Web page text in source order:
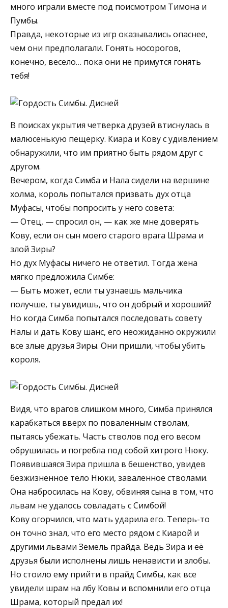
много играли вместе под поисмотром Тимона и
Пумбы.
Правда, некоторые из игр оказывались опаснее,
чем они предполагали. Гонять носорогов,
конечно, весело… пока они не примутся гонять
тебя!
В поисках укрытия четверка друзей втиснулась в
малюсенькую пещерку. Киара и Кову с удивлением
обнаружили, что им приятно быть рядом друг с
другом.
Вечером, когда Симба и Нала сидели на вершине
холма, король попытался призвать дух отца
Муфасы, чтобы попросить у него совета:
— Отец, — спросил он, — как же мне доверять
Кову, если он сын моего старого врага Шрама и
злой Зиры?
Но дух Муфасы ничего не ответил. Тогда жена
мягко предложила Симбе:
— Быть может, если ты узнаешь мальчика
получше, ты увидишь, что он добрый и хороший?
Но когда Симба попытался последовать совету
Налы и дать Кову шанс, его неожиданно окружили
все злые друзья Зиры. Они пришли, чтобы убить
короля.
Видя, что врагов слишком много, Симба принялся
карабкаться вверх по поваленным стволам,
пытаясь убежать. Часть стволов под его весом
обрушилась и погребла под собой хитрого Нюку.
Появившаяся Зира пришла в бешенство, увидев
безжизненное тело Нюки, заваленное стволами.
Она набросилась на Кову, обвиняя сына в том, что
львам не удалось совладать с Симбой!
Кову огорчился, что мать ударила его. Теперь-то
он точно знал, что его место рядом с Киарой и
другими львами Земель прайда. Ведь Зира и её
друзья были исполнены лишь ненависти и злобы.
Но стоило ему прийти в прайд Симбы, как все
увидели шрам на лбу Ковы и вспомнили его отца
Шрама, который предал их!